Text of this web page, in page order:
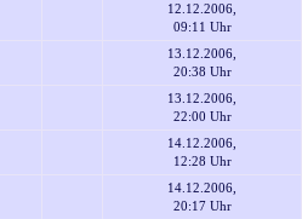
12.12.2006,
09:11 Uhr
13.12.2006,
20:38 Uhr
13.12.2006,
22:00 Uhr
14.12.2006,
12:28 Uhr
14.12.2006,
20:17 Uhr